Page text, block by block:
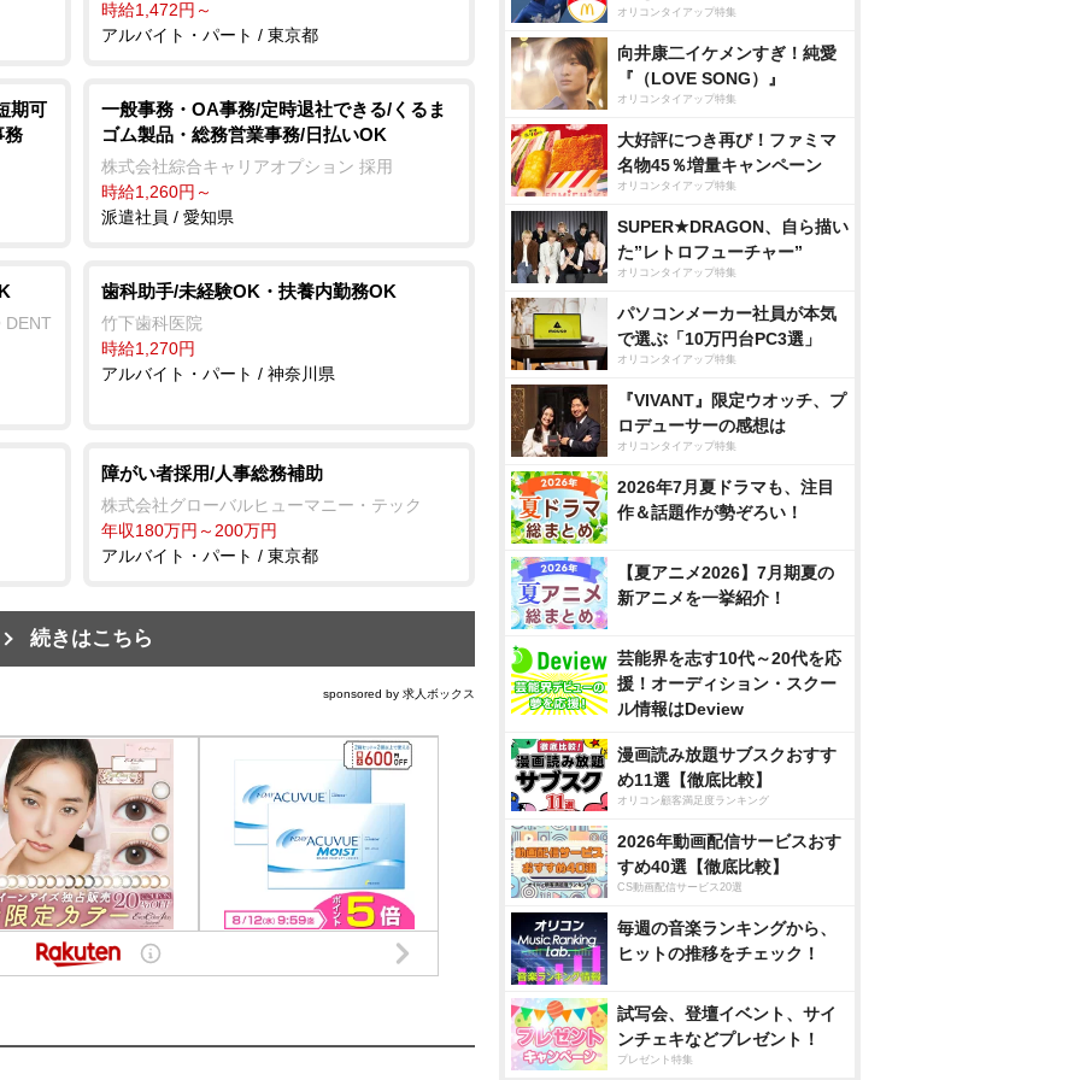
時給1,472円～
アルバイト・パート / 東京都
期可
務
一般事務・OA事務/定時退社できる/くるま
ゴム製品・総務営業事務/日払いOK
株式会社綜合キャリアオプション 採用
時給1,260円～
派遣社員 / 愛知県
DENT
歯科助手/未経験OK・扶養内勤務OK
竹下歯科医院
時給1,270円
アルバイト・パート / 神奈川県
障がい者採用/人事総務補助
株式会社グローバルヒューマニー・テック
年収180万円～200万円
アルバイト・パート / 東京都
続きはこちら
sponsored by 求人ボックス
オリコンタイアップ特集
向井康二イケメンすぎ！純愛
『（LOVE SONG）』
オリコンタイアップ特集
大好評につき再び！ファミマ
名物45％増量キャンペーン
オリコンタイアップ特集
SUPER★DRAGON、自ら描い
た”レトロフューチャー”
オリコンタイアップ特集
パソコンメーカー社員が本気
で選ぶ「10万円台PC3選」
オリコンタイアップ特集
『VIVANT』限定ウオッチ、プ
ロデューサーの感想は
オリコンタイアップ特集
2026年7月夏ドラマも、注目
作＆話題作が勢ぞろい！
【夏アニメ2026】7月期夏の
新アニメを一挙紹介！
芸能界を志す10代～20代を応
援！オーディション・スクー
ル情報はDeview
漫画読み放題サブスクおすす
め11選【徹底比較】
オリコン顧客満足度ランキング
2026年動画配信サービスおす
すめ40選【徹底比較】
CS動画配信サービス20選
毎週の音楽ランキングから、
ヒットの推移をチェック！
試写会、登壇イベント、サイ
ンチェキなどプレゼント！
プレゼント特集